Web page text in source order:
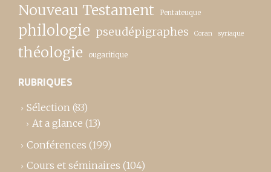
Nouveau Testament Pentateuque
philologie pseudépigraphes Coran syriaque
théologie ougaritique
RUBRIQUES
Sélection (83)
At a glance (13)
Conférences (199)
Cours et séminaires (104)